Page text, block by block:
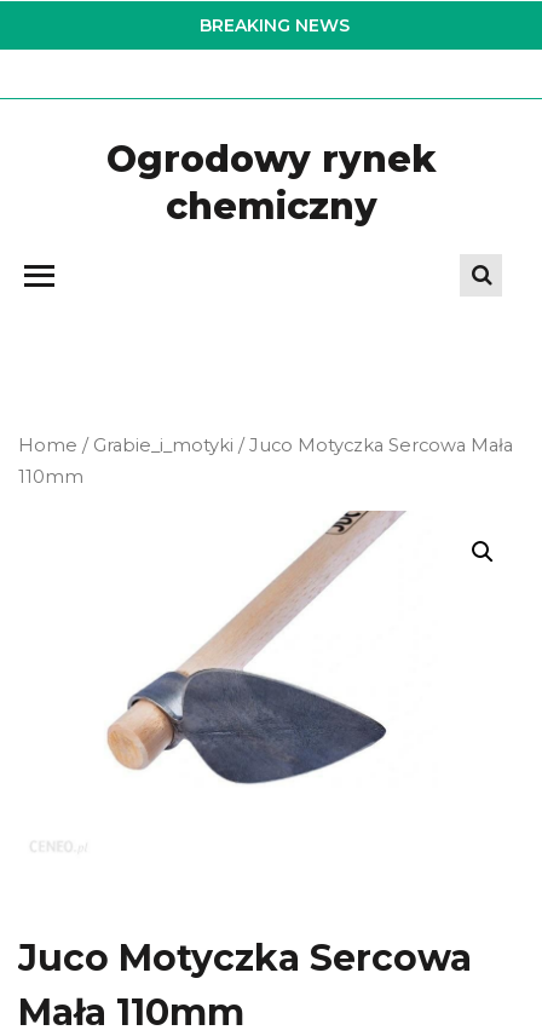
to
BREAKING NEWS
Ogrodowy rynek
chemiczny
Home / Grabie_i_motyki / Juco Motyczka Sercowa Mała
110mm
Juco Motyczka Sercowa
Mała 110mm